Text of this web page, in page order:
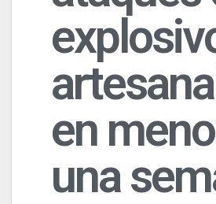
en
una